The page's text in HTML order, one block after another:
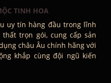
thăm trúng thưởng
rinh nội thất rước quà